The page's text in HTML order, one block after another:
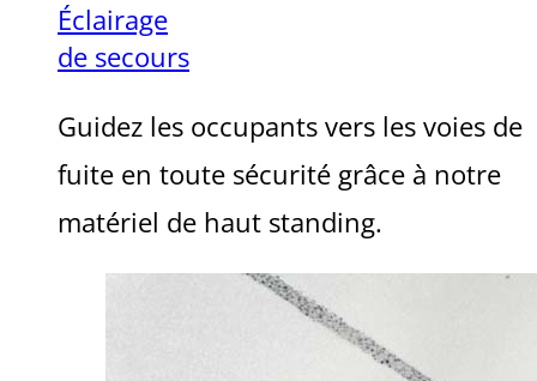
Éclairage
de secours
Guidez les occupants vers les voies de
fuite en toute sécurité grâce à notre
matériel de haut standing.